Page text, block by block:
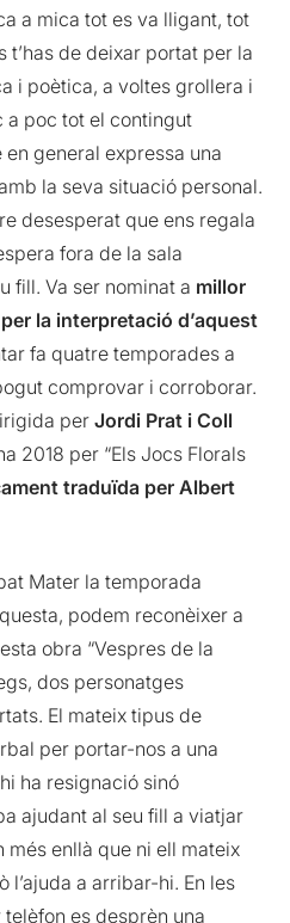
a mica tot es va lligant, tot
t’has de deixar portat per la
i poètica, a voltes grollera i
a poc tot el contingut
general expressa una
la seva situació personal.
desesperat que ens regala
fora de la sala
fill. Va ser nominat a millor
la interpretació d’aquest
fa quatre temporades a
comprovar i corroborar.
perJordi Prat i Coll
2018 per “Els Jocs Florals
traduïda per Albert
Mater la temporada
podem reconèixer a
obra “Vespres de la
dos personatges
El mateix tipus de
per portar-nos a una
ha resignació sinó
ajudant al seu fill a viatjar
més enllà que ni ell mateix
l’ajuda a arribar-hi. En les
es desprèn una